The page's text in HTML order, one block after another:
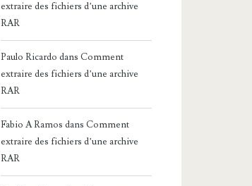
extraire des fichiers d’une archive
RAR
Paulo Ricardo dansComment
extraire des fichiers d’une archive
RAR
Fabio A Ramos dansComment
extraire des fichiers d’une archive
RAR